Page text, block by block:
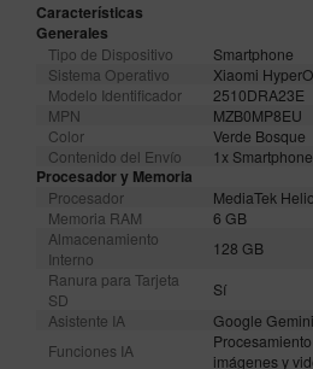
Características
Generales
Tipo de Dispositivo
Smartphone
Sistema Operativo
Xiaomi
Modelo Identificador
2510DRA23E
MPN
MZB0MP8EU
Color
Verde Bosque
Contenido del Envío
1x
Procesador y Memoria
Procesador
MediaTek
Memoria RAM
6 GB
Almacenamiento
Interno
128 GB
Ranura para Tarjeta
SD
Sí
Asistente IA
Google Gemini
Funciones IA
imágenes y